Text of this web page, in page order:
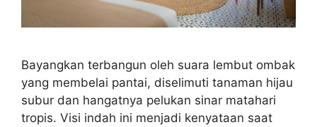
Bayangkan terbangun oleh suara lembut ombak
yang membelai pantai, diselimuti tanaman hijau
subur dan hangatnya pelukan sinar matahari
tropis. Visi indah ini menjadi kenyataan saat